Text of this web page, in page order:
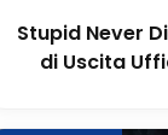
Stupid Never
di Uscita